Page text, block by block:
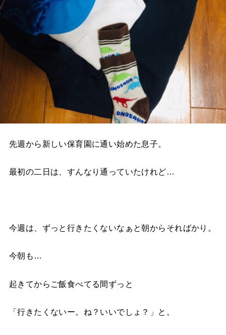
先週から新しい保育園に通い始めた息子。
最初の二日は、すんなり通っていたけれど…
今週は、ずっと行きたくないなぁと朝からそればかり。
今朝も…
起きてからご飯食べてる間ずっと
「行きたくないー。ね？いいでしょ？」と。